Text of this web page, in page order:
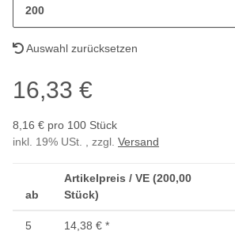
200
Auswahl zurücksetzen
16,33 €
8,16 € pro 100 Stück
inkl. 19% USt. , zzgl. Versand
ab
Artikelpreis / VE (200,00
Stück)
5 14,38 € *